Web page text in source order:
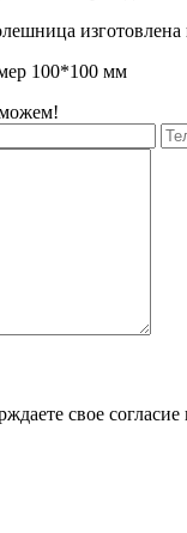
100*100 мм
свое согласие